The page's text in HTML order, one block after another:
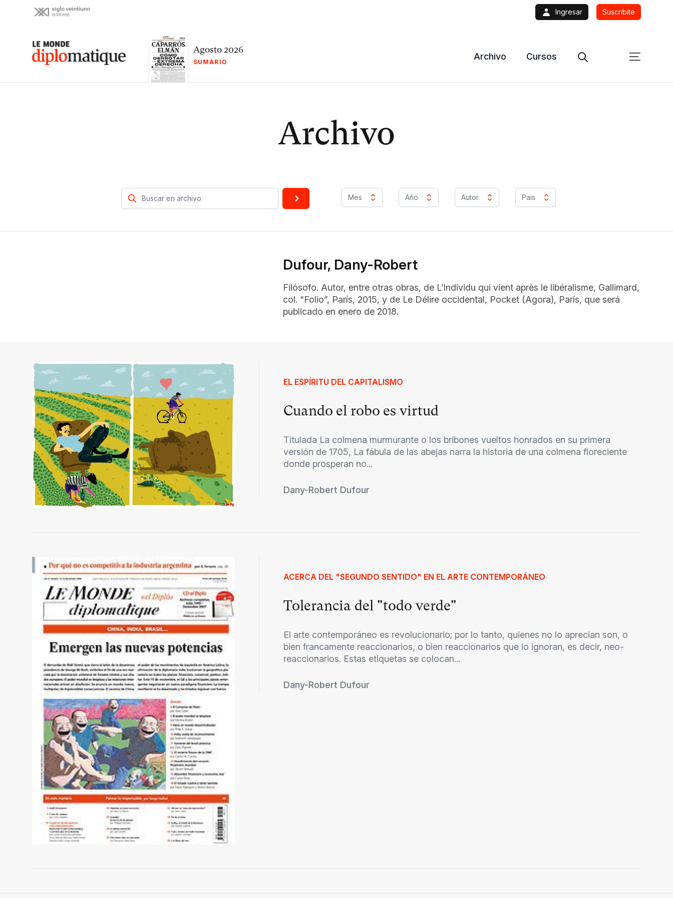
Ingresar Suscribite
Le monde diplomatique Agosto 2026
SUMARIO
Archivo Cursos
Archivo
Mes Año Autor Pais
Dufour, Dany-Robert
Filósofo. Autor, entre otras obras, de L’Individu qui vient après le libéralisme, Gallimard,
col. “Folio”, París, 2015, y de Le Délire occidental, Pocket (Agora), París, que será
publicado en enero de 2018.
EL ESPÍRITU DEL CAPITALISMO
Cuando el robo es virtud
Titulada La colmena murmurante o los bribones vueltos honrados en su primera
versión de 1705, La fábula de las abejas narra la historia de una colmena floreciente
donde prosperan no...
Dany-Robert Dufour
ACERCA DEL "SEGUNDO SENTIDO" EN EL ARTE CONTEMPORÁNEO
Tolerancia del "todo verde"
El arte contemporáneo es revolucionario; por lo tanto, quienes no lo aprecian son, o
bien francamente reaccionarios, o bien reaccionarios que lo ignoran, es decir, neo-
reaccionarios. Estas etiquetas se colocan...
Dany-Robert Dufour